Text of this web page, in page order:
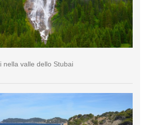
nella valle dello Stubai